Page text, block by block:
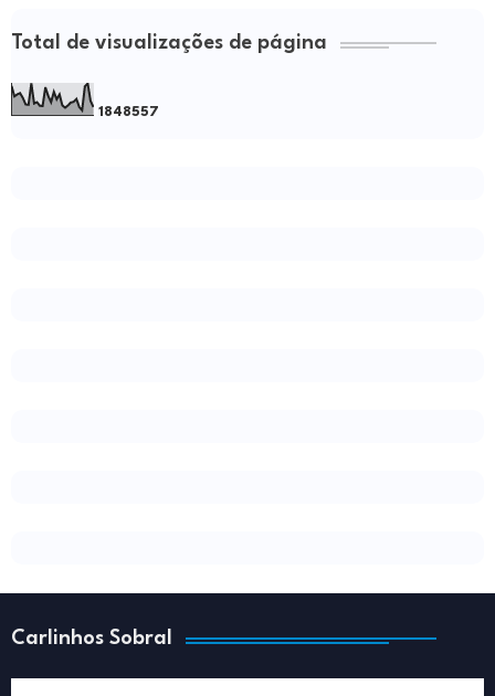
Total de visualizações de página
1 848557
Carlinhos Sobral